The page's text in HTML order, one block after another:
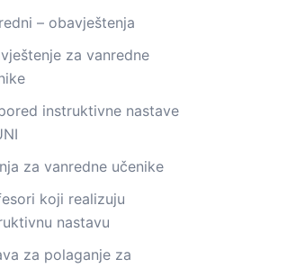
– obavještenja
za vanredne
instruktivne nastave
za vanredne učenike
koji realizuju
nastavu
za polaganje za